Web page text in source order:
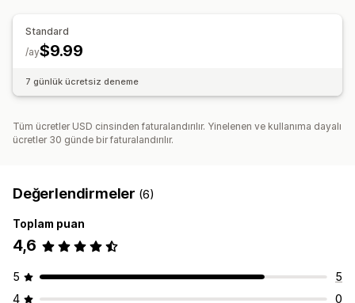
Standard
$9.99
/ay
7 günlük ücretsiz deneme
Tüm ücretler USD cinsinden faturalandırılır. Yinelenen ve kullanıma dayalı
ücretler 30 günde bir faturalandırılır.
Değerlendirmeler (6)
Toplam puan
4,6
5
5
4
0